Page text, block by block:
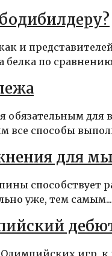
и
белка по
обязательным
все способы
для
способствует
уже, тем самым...
игр,